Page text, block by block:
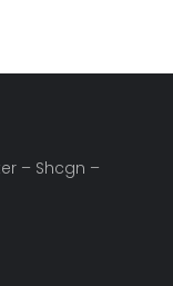
– Shcgn –